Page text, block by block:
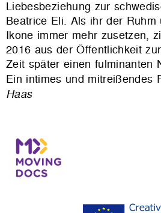
Liebesbeziehung zur
Beatrice Eli. Als ihr der
Ikone immer mehr zusetzen,
2016 aus der Öffentlichkeit
Zeit später einen fulminanten
Ein intimes und mitreißendes
Haas